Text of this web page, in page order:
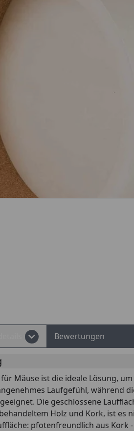
Bewertungen
für Mäuse ist die ideale Lösung,
Laufgefühl, während
Die geschlossene
Holz und Kork, ist
pfotenfreundlich aus Kork